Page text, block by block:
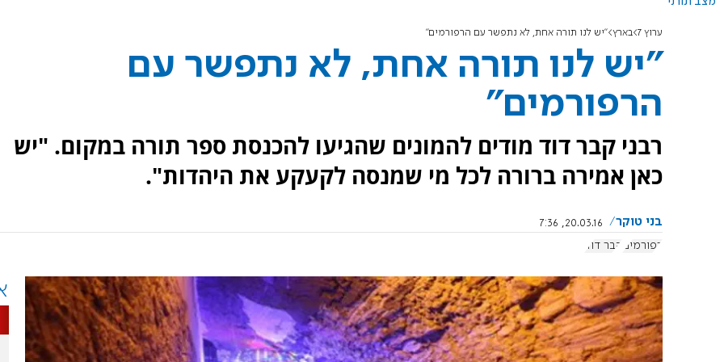
ערוץ 7 בארץ "יש לנו תורה אחת, לא נתפשר עם הרפורמים"
"יש לנו תורה אחת, לא נתפשר עם
הרפורמים"
רבני קבר דוד מודים להמונים שהגיעו להכנסת ספר תורה במקום. "יש
כאן אמירה ברורה לכל מי שמנסה לקעקע את היהדות".
בני טוקר
20.03.16, 7:36
רפורמים קבר דוד